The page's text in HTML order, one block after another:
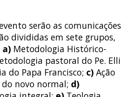
serão as comunicações
divididas em sete grupos,
a) Metodologia Histórico-
pastoral do Pe. Elli
do Papa Francisco; c) Ação
novo normal; d)